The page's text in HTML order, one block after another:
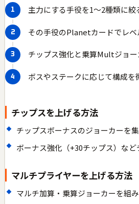
主力にする手役を1〜2種類に絞
その手役のPlanetカードでレ
チップス強化と乗算Multジョ
ボスやステークに応じて構成を
チップスを上げる方法
チップスボーナスのジョーカーを
ボーナス強化（+30チップス）な
マルチプライヤーを上げる方法
マルチ加算・乗算ジョーカーを組